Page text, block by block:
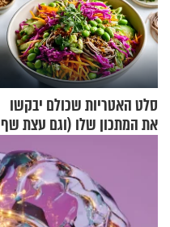
סלט האטריות שכולם יבקשו
את המתכון שלו (וגם עצת שף